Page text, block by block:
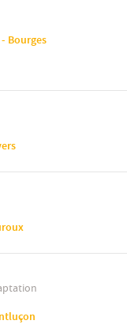
Bourges